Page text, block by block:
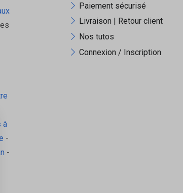
Interplast ?
à
-
-
Paiement sécurisé
Livraison | Retour client
Nos tutos
Connexion / Inscription